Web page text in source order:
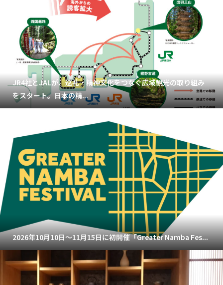
JR4社とJALが、巡礼・精神文化をつなぐ広域観光の取り組み
をスタート。日本の精...
2026年10月10日～11月15日に初開催「Greater Namba Fes...